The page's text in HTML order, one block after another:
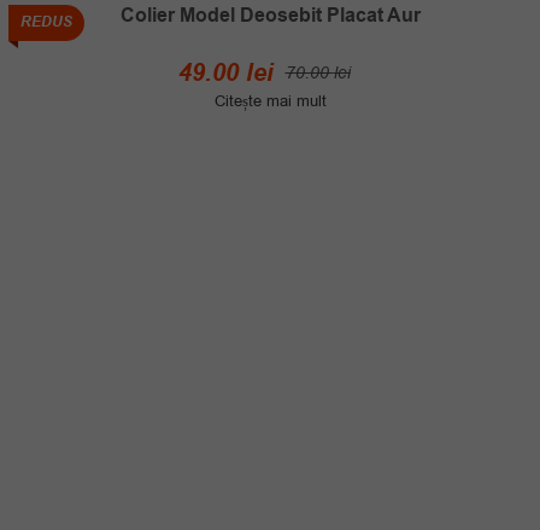
REDUS Colier Model Deosebit Placat Aur
70.00lei
Prețul
inițial
49.00 leiPrețul
curent
Citește mai mult